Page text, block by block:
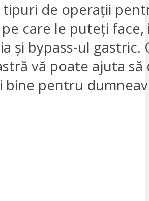
de operații
care le puteți face,
și bypass-ul gastric.
vă poate ajuta să
bine pentru